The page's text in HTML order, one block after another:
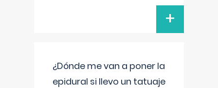
+
¿Dónde me van a poner la
epidural si llevo un tatuaje